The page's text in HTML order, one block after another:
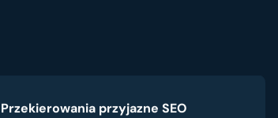
Przekierowania przyjazne SEO